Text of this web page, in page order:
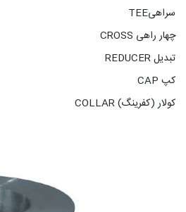
سراهیTEE
چهار راهی CROSS
تبدیل REDUCER
کپ CAP
کولار (کفرینگ) COLLAR